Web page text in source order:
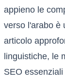
appieno le
verso l'arabo è
articolo
linguistiche, le
SEO